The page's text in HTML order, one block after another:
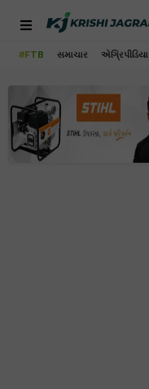
#FTB સમાચાર એગ્રિપીડિયા